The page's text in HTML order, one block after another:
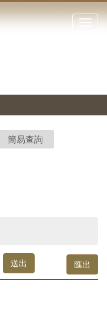
點
閉
站
停、
圖
圖
結
簡易查詢